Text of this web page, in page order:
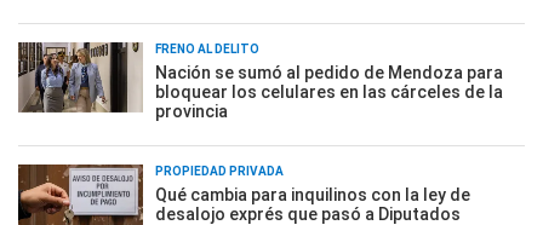
FRENO AL DELITO
Nación se sumó al pedido de Mendoza para
bloquear los celulares en las cárceles de la
provincia
PROPIEDAD PRIVADA
Qué cambia para inquilinos con la ley de
desalojo exprés que pasó a Diputados